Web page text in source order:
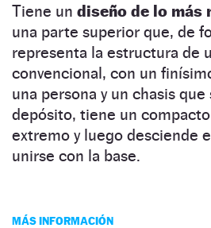
Tiene un diseño de lo más
una parte superior que, de
representa la estructura de
convencional, con un
una persona y un chasis
depósito, tiene un
extremo y luego desciende
unirse con la base.
MÁS INFORMACIÓN